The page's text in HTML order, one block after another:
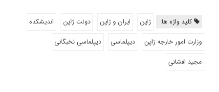
کلید واژه ها: ژاپن ایران و ژاپن دولت ژاپن
اندیشکده
وزارت امور خارجه ژاپن
دیپلماسی
دیپلماسی نخبگانی
مجید افشانی